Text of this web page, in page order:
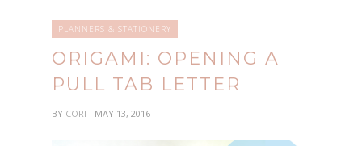
PLANNERS & STATIONERY
ORIGAMI: OPENING A
PULL TAB LETTER
BY CORI - MAY 13, 2016